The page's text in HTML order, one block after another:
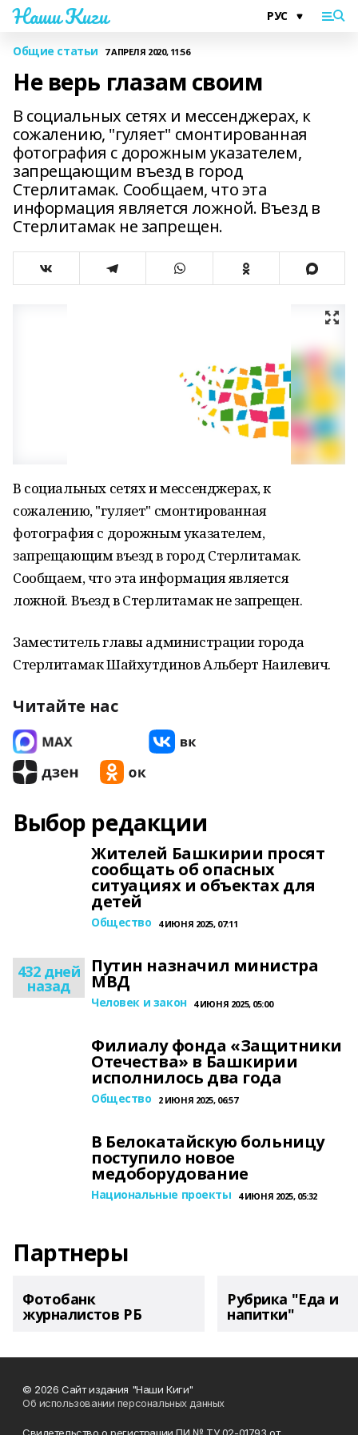
Наши Киги
Общие статьи 7 АПРЕЛЯ 2020, 11:56
Не верь глазам своим
В социальных сетях и мессенджерах, к
сожалению, "гуляет" смонтированная
фотография с дорожным указателем,
запрещающим въезд в город
Стерлитамак. Сообщаем, что эта
информация является ложной. Въезд в
Стерлитамак не запрещен.
В социальных сетях и мессенджерах, к
сожалению, "гуляет" смонтированная
фотография с дорожным указателем,
запрещающим въезд в город Стерлитамак.
Сообщаем, что эта информация является
ложной. Въезд в Стерлитамак не запрещен.
Заместитель главы администрации города
Стерлитамак Шайхутдинов Альберт Наилевич.
Читайте нас
Выбор редакции
Жителей Башкирии просят
сообщать об опасных
ситуациях и объектах для
детей
Общество 4 ИЮНЯ 2025, 07:11
432 дней
назад
Путин назначил министра
МВД
Человек и закон 4 ИЮНЯ 2025, 05:00
Филиалу фонда «Защитники
Отечества» в Башкирии
исполнилось два года
Общество 2 ИЮНЯ 2025, 06:57
В Белокатайскую больницу
поступило новое
медоборудование
Национальные проекты 4 ИЮНЯ 2025, 05:32
Партнеры
Фотобанк
журналистов РБ
Рубрика "Еда и
напитки"
© 2026 Сайт издания "Наши Киги"
Об использовании персональных данных